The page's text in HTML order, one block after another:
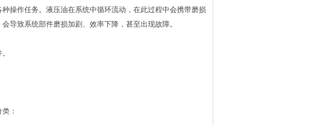
操作任务。液压油在系统中循环流动，在此过程中会携带磨损
导致系统部件磨损加剧、效率下降，甚至出现故障。
：